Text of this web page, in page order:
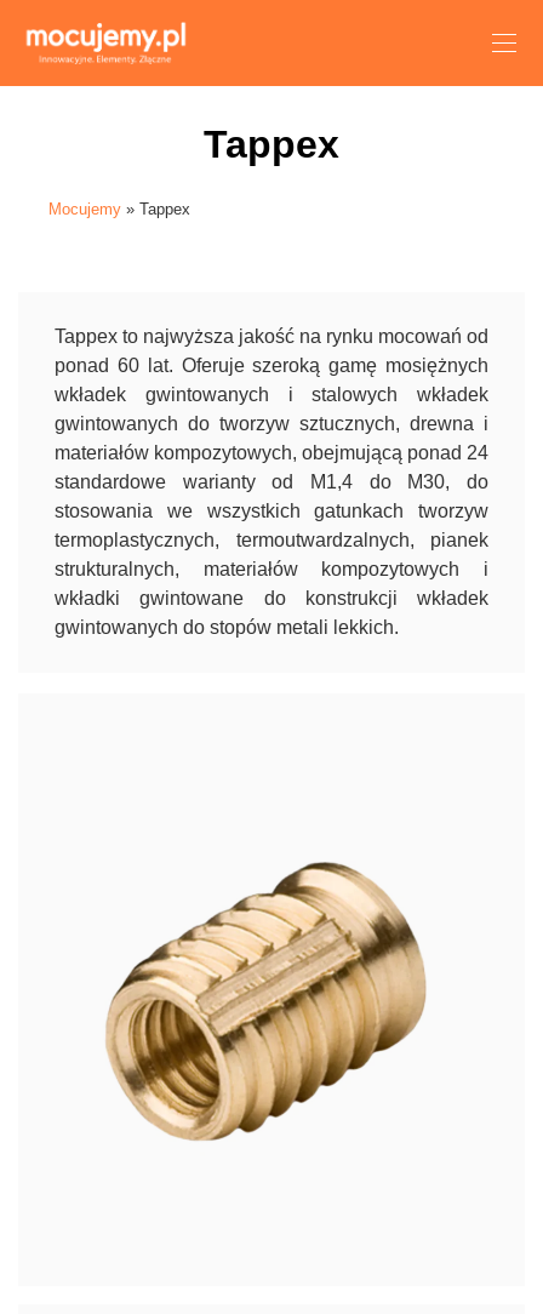
Tappex
Mocujemy » Tappex
Tappex to najwyższa jakość na rynku mocowań od
ponad 60 lat. Oferuje szeroką gamę mosiężnych
wkładek gwintowanych i stalowych wkładek
gwintowanych do tworzyw sztucznych, drewna i
materiałów kompozytowych, obejmującą ponad 24
standardowe warianty od M1,4 do M30, do
stosowania we wszystkich gatunkach tworzyw
termoplastycznych, termoutwardzalnych, pianek
strukturalnych, materiałów kompozytowych i
wkładki gwintowane do konstrukcji wkładek
gwintowanych do stopów metali lekkich.